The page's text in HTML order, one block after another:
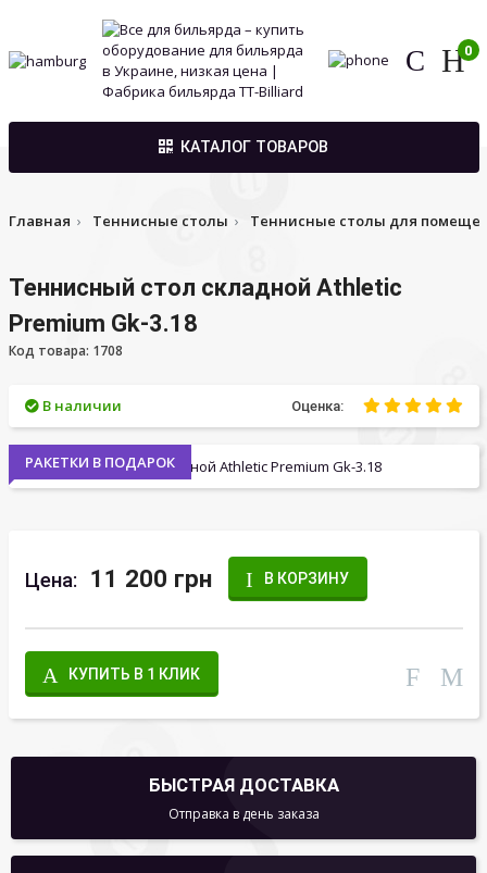
0
КАТАЛОГ ТОВАРОВ
Главная Теннисные столы Теннисные столы для
Теннисный стол складной Athletic
Premium Gk-3.18
Код товара: 1708
В наличии Оценка:
РАКЕТКИ В ПОДАРОК
Цена: 11 200 грн В КОРЗИНУ
КУПИТЬ В 1 КЛИК
БЫСТРАЯ ДОСТАВКА
Отправка в день заказа